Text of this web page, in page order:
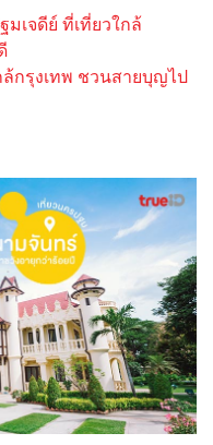
เจดีย์ ที่เที่ยวใกล้
กรุงเทพ ชวนสายบุญไป